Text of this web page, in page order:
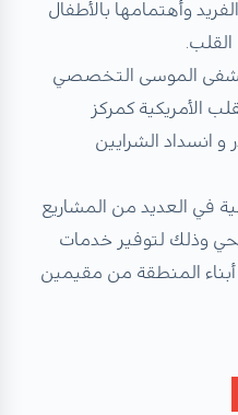
وأهتمامها بالأطفال
الموسى التخصصي
الأمريكية كمركز
انسداد الشرايين
في العديد من المشاريع
وذلك لتوفير خدمات
المنطقة من مقيمين